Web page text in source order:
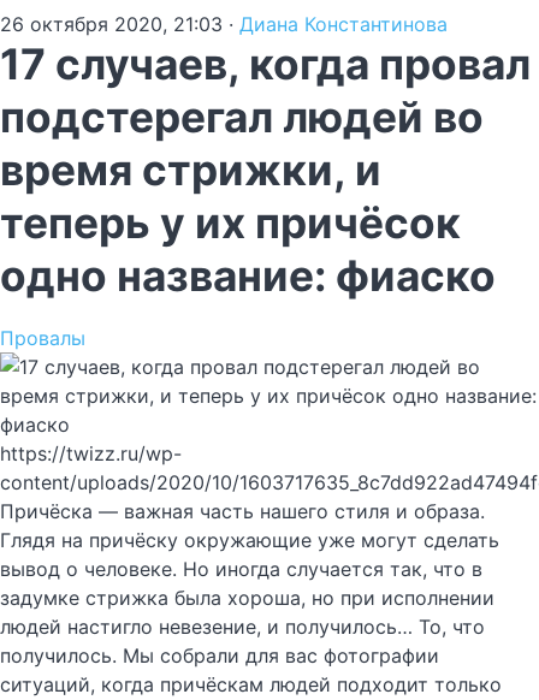
26 октября 2020, 21:03 · Диана Константинова
17 случаев, когда провал
подстерегал людей во
время стрижки, и
теперь у их причёсок
одно название: фиаско
Провалы
https://twizz.ru/wp-
content/uploads/2020/10/
Причёска — важная часть нашего стиля и образа.
Глядя на причёску окружающие уже могут сделать
вывод о человеке. Но иногда случается так, что в
задумке стрижка была хороша, но при исполнении
людей настигло невезение, и получилось… То, что
получилось. Мы собрали для вас фотографии
ситуаций, когда причёскам людей подходит только